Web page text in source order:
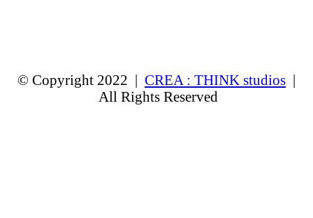
© Copyright 2022 | CREA : THINK studios |
All Rights Reserved